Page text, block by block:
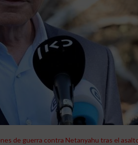
de guerra contra Netanyahu tras el